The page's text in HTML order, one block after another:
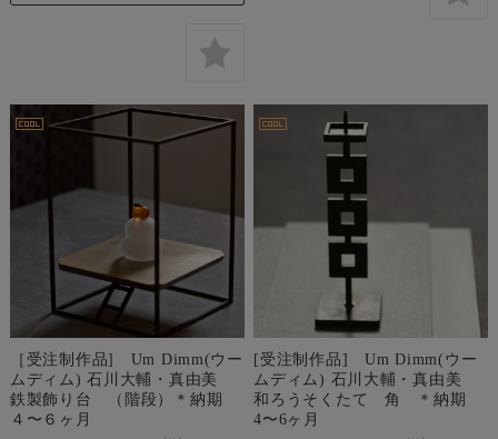
［受注制作品] Um Dimm(ウー
ムディム) 石川大輔・真由美
鉄製飾り台 （階段）＊納期
４〜６ヶ月
[受注制作品] Um Dimm(ウー
ムディム) 石川大輔・真由美
和ろうそくたて 角 ＊納期
4〜6ヶ月